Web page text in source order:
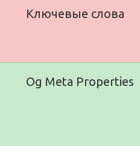
Ключевые слова
Og Meta Properties